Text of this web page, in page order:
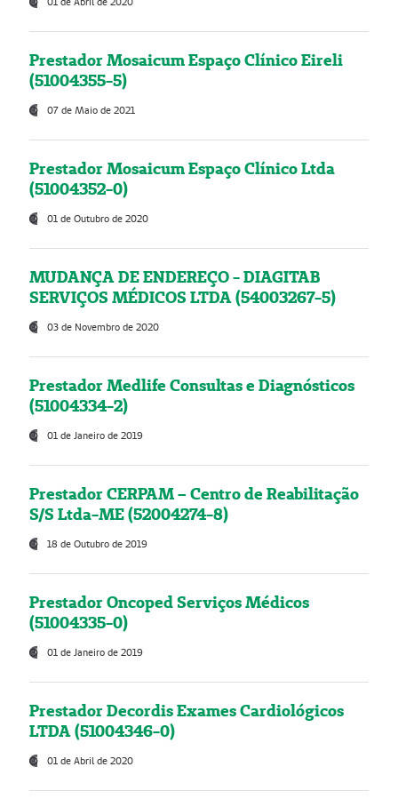
Prestador Mosaicum Espaço Clínico Eireli
(51004355-5)
07 de Maio de 2021
Prestador Mosaicum Espaço Clínico Ltda
(51004352-0)
01 de Outubro de 2020
MUDANÇA DE ENDEREÇO - DIAGITAB
SERVIÇOS MÉDICOS LTDA (54003267-5)
03 de Novembro de 2020
Prestador Medlife Consultas e Diagnósticos
(51004334-2)
01 de Janeiro de 2019
Prestador CERPAM – Centro de Reabilitação
S/S Ltda-ME (52004274-8)
18 de Outubro de 2019
Prestador Oncoped Serviços Médicos
(51004335-0)
01 de Janeiro de 2019
Prestador Decordis Exames Cardiológicos
LTDA (51004346-0)
01 de Abril de 2020